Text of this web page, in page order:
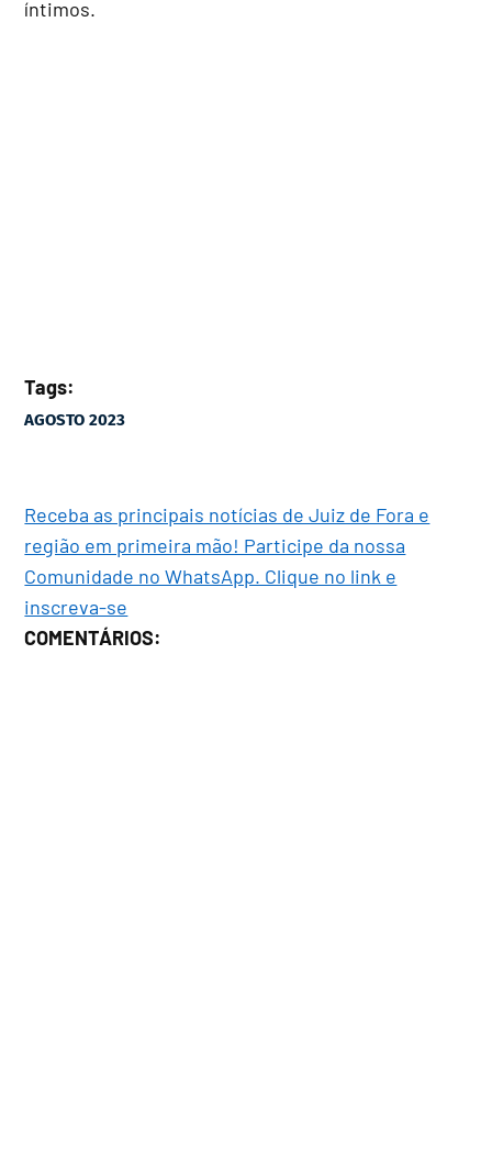
íntimos.
Tags:
AGOSTO 2023
Receba as principais notícias de Juiz de Fora e
região em primeira mão! Participe da nossa
Comunidade no WhatsApp. Clique no link e
inscreva-se
COMENTÁRIOS: